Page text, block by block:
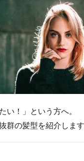
い！」という方へ。
群の髪型を紹介します